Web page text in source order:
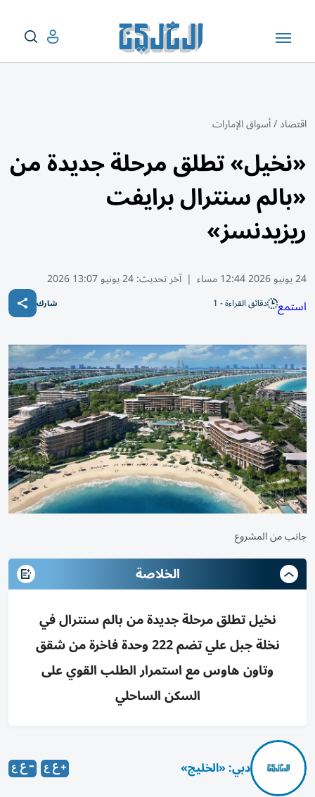
اقتصاد/أسواق الإمارات
«نخيل» تطلق مرحلة جديدة من
«بالم سنترال برايفت
ريزيدنسز»
24 يونيو 2026 12:44 مساء | آخر تحديث:24 يونيو 13:07 2026
استمع دقائق القراءة - 1 شارك
جانب من المشروع
الخلاصة
نخيل تطلق مرحلة جديدة من بالم سنترال في
نخلة جبل علي تضم 222 وحدة فاخرة من شقق
وتاون هاوس مع استمرار الطلب القوي على
السكن الساحلي
دبي: «الخليج»